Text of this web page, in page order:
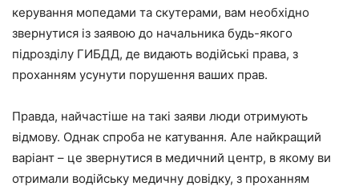
керування мопедами та скутерами, вам необхідно
звернутися із заявою до начальника будь-якого
підрозділу ГИБДД, де видають водійські права, з
проханням усунути порушення ваших прав.
Правда, найчастіше на такі заяви люди отримують
відмову. Однак спроба не катування. Але найкращий
варіант – це звернутися в медичний центр, в якому ви
отримали водійську медичну довідку, з проханням